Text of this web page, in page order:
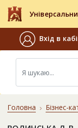
Вхід в
Головна Бізнес-